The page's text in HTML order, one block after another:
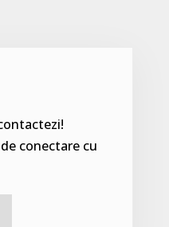
conectare cu